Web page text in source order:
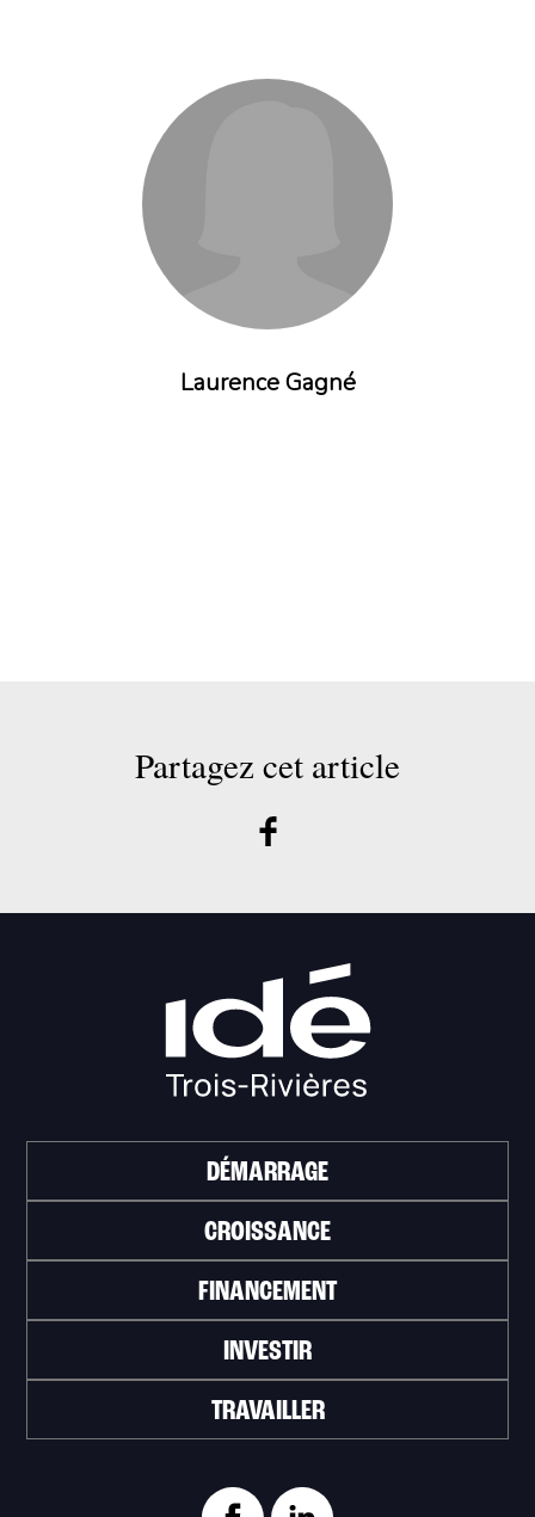
Laurence Gagné
Partagez cet article
DÉMARRAGE
CROISSANCE
FINANCEMENT
INVESTIR
TRAVAILLER